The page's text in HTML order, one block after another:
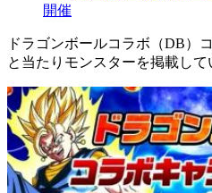
開催
ドラゴンボールコラボ（DB）
と当たりモンスターを掲載して